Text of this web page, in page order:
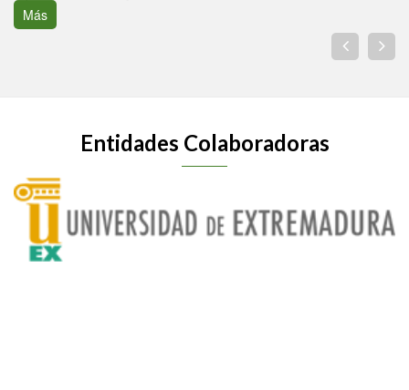
Más
Entidades Colaboradoras